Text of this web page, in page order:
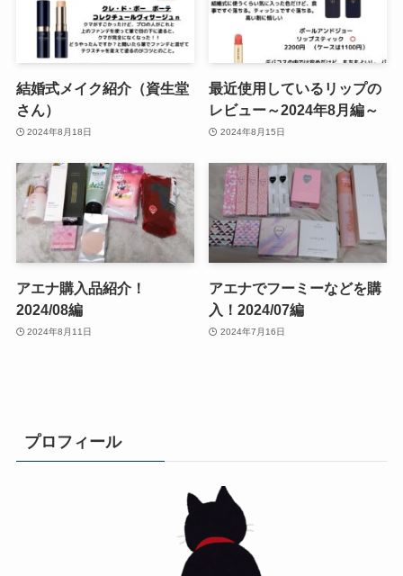
結婚式メイク紹介（資生堂
さん）
2024年8月18日
最近使用しているリップの
レビュー～2024年8月編～
2024年8月15日
アエナ購入品紹介！
2024/08編
2024年8月11日
アエナでフーミーなどを購
入！2024/07編
2024年7月16日
プロフィール